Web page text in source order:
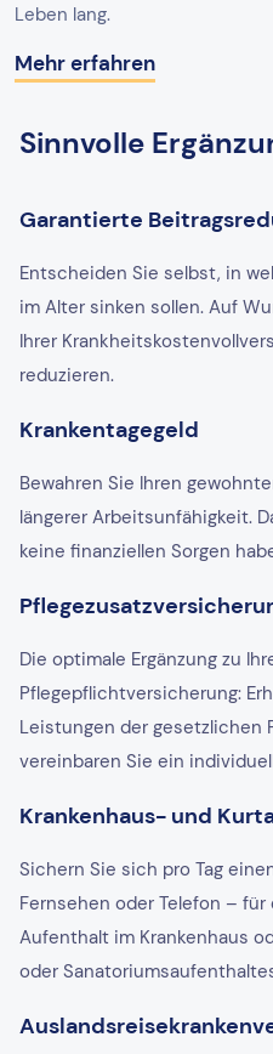
Leben lang.
Mehr erfahren
Sinnvolle
Garantierte
Entscheiden Sie selbst, in
im Alter sinken sollen. Auf
Ihrer
reduzieren.
Krankentagegeld
Bewahren Sie Ihren
längerer Arbeitsunfähigkeit.
keine finanziellen Sorgen
Die optimale Ergänzung zu
Pflegepflichtversicherung:
Leistungen der gesetzlichen
vereinbaren Sie ein
Krankenhaus- und
Sichern Sie sich pro Tag
Fernsehen oder Telefon –
Aufenthalt im Krankenhaus
oder